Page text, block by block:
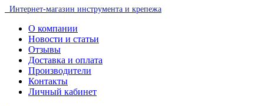
Интернет-магазин инструмента и крепежа
О компании
Новости и статьи
Отзывы
Доставка и оплата
Производители
Контакты
Личный кабинет